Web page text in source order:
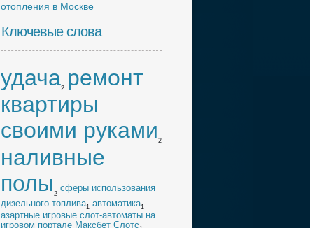
отопления в Москве
Ключевые слова
удача2 ремонт
квартиры
своими руками 2
наливные
полы 2
cферы использования
дизельного топлива1 автоматика1
азартные игровые слот-автоматы на
игровом портале Максбет Слотс